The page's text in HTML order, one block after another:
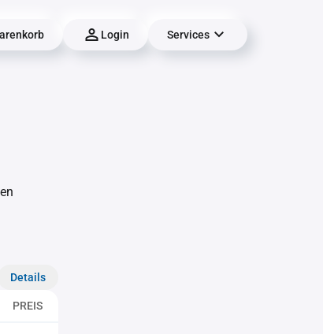
Login Services
Details
PREIS